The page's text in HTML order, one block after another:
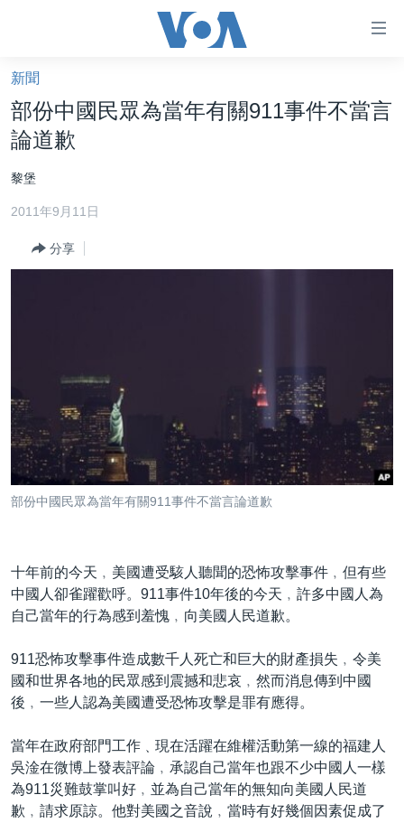
礙
鏈
接
跳
轉
內
到
檢
美國大選2024
海外港人
國際
經貿
視頻
美國專訊
視頻存檔
新聞音頻
海外港人
美國透視
建國史話
廣播節目表
國語
關注我們
其他語言網站
新聞
部份中國民眾為當年有關911事件不當言
論道歉
黎堡
2011年9月11日
分享
部份中國民眾為當年有關911事件不當言論道歉
十年前的今天﹐美國遭受駭人聽聞的恐怖攻擊事件﹐但有些
中國人卻雀躍歡呼。911事件10年後的今天﹐許多中國人為
自己當年的行為感到羞愧﹐向美國人民道歉。
911恐怖攻擊事件造成數千人死亡和巨大的財產損失﹐令美
國和世界各地的民眾感到震撼和悲哀﹐然而消息傳到中國
後﹐一些人認為美國遭受恐怖攻擊是罪有應得。
當年在政府部門工作﹑現在活躍在維權活動第一線的福建人
吳淦在微博上發表評論﹐承認自己當年也跟不少中國人一樣
為911災難鼓掌叫好﹐並為自己當年的無知向美國人民道
歉﹐請求原諒。他對美國之音說﹐當時有好幾個因素促成了